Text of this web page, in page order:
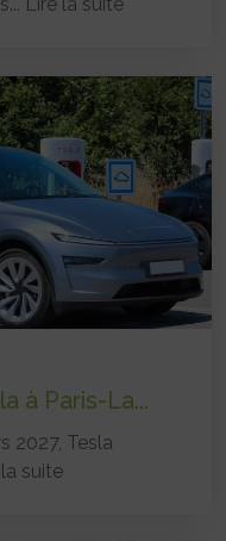
à Paris-La...
2027, Tesla
suite